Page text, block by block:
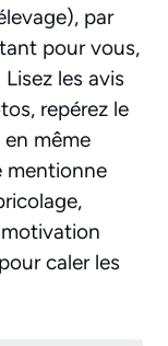
par
pour vous,
les avis
repérez le
même
mentionne
caler les